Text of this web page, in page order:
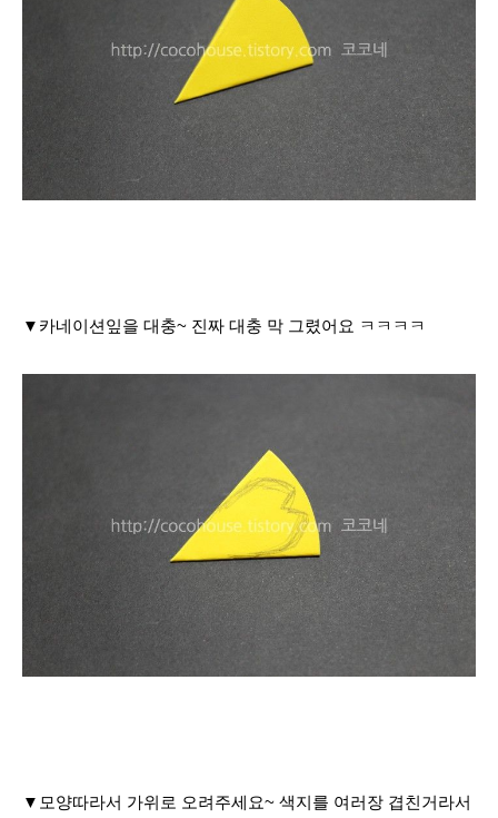
▼카네이션잎을 대충~ 진짜 대충 막 그렸어요 ㅋㅋㅋㅋ
▼모양따라서 가위로 오려주세요~ 색지를 여러장 겹친거라서